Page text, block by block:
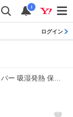
i
ログイン